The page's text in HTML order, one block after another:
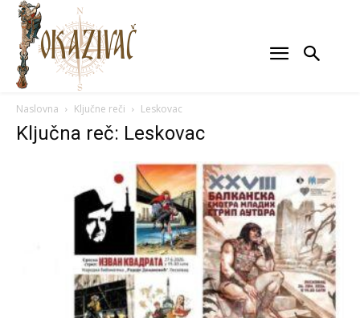
Naslovna Ključne reči Leskovac
Ključna reč: Leskovac